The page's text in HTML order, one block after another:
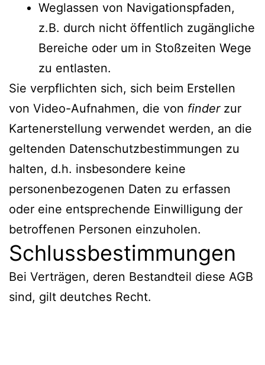
Weglassen von Navigationspfaden,
z.B. durch nicht öffentlich zugängliche
Bereiche oder um in Stoßzeiten Wege
zu entlasten.
Sie verpflichten sich, sich beim Erstellen
von Video-Aufnahmen, die von finderzur
Kartenerstellung verwendet werden, an die
geltenden Datenschutzbestimmungen zu
halten, d.h. insbesondere keine
personenbezogenen Daten zu erfassen
oder eine entsprechende Einwilligung der
betroffenen Personen einzuholen.
Schlussbestimmungen
Bei Verträgen, deren Bestandteil diese AGB
sind, gilt deutches Recht.